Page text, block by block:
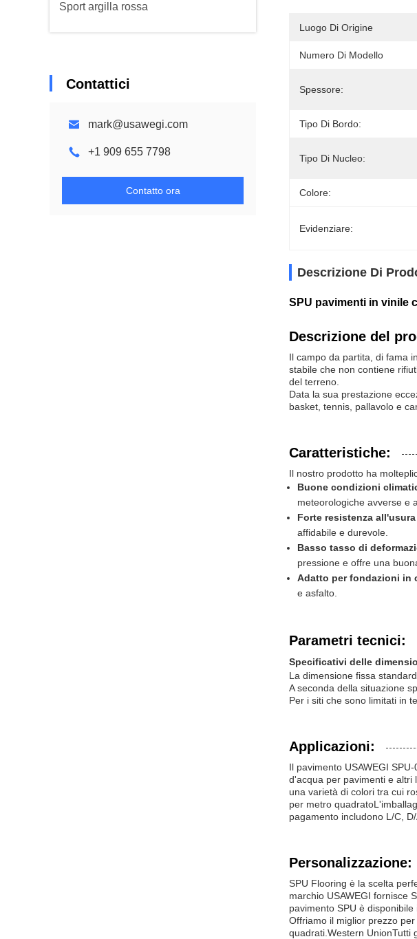
Sport argilla rossa
Contattici
mark@usawegi.com
+1 909 655 7798
Contatto ora
Luogo Di Origine
Numero Di Modello
Spessore:
Tipo Di Bordo:
Tipo Di Nucleo:
Colore:
Evidenziare:
Descrizione Di
SPU pavimenti in vinile
Descrizione del
Il campo da partita, di fama
stabile che non contiene
del terreno.
Data la sua prestazione
basket, tennis, pallavolo e
Caratteristiche:
Il nostro prodotto ha
Buone condizioni
meteorologiche avverse e
Forte resistenza
affidabile e durevole.
Basso tasso di
pressione e offre una
Adatto per fondazioni in
e asfalto.
Parametri tecnici:
Specificativi delle
La dimensione fissa
A seconda della situazione
Per i siti che sono limitati in
Applicazioni:
Il pavimento USAWEGI
d'acqua per pavimenti e altri
una varietà di colori tra cui
per metro
pagamento includono L/C,
Personalizzazione:
SPU Flooring è la scelta
marchio USAWEGI fornisce
pavimento SPU è
Offriamo il miglior prezzo
quadrati.Western UnionTutti